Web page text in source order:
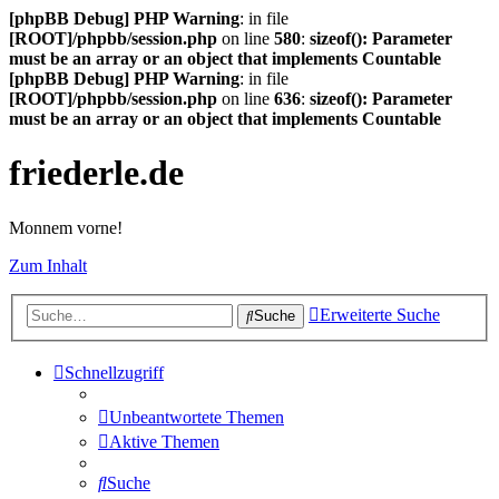
[phpBB Debug] PHP Warning: in file
[ROOT]/phpbb/session.php on line 580: sizeof(): Parameter
must be an array or an object that implements Countable
[phpBB Debug] PHP Warning: in file
[ROOT]/phpbb/session.php on line 636: sizeof(): Parameter
must be an array or an object that implements Countable
friederle.de
Monnem vorne!
Zum Inhalt
Suche Erweiterte Suche
Schnellzugriff
Unbeantwortete Themen
Aktive Themen
Suche